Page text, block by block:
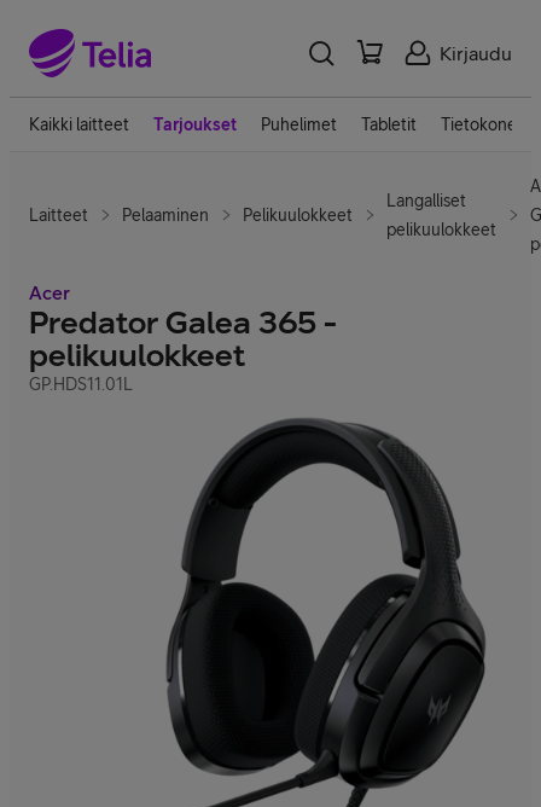
Kirjaudu
Kaikki laitteet Tarjoukset Puhelimet Tabletit Tietokoneet
Laitteet Pelaaminen Pelikuulokkeet
Langalliset
pelikuulokkeet
Acer
Predator Galea 365 -
pelikuulokkeet
GP.HDS11.01L